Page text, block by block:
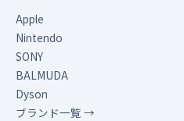
Apple
Nintendo
SONY
BALMUDA
Dyson
ブランド一覧 →